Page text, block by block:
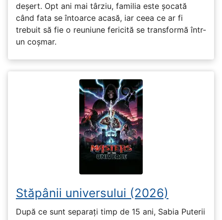
deșert. Opt ani mai târziu, familia este șocată
când fata se întoarce acasă, iar ceea ce ar fi
trebuit să fie o reuniune fericită se transformă într-
un coșmar.
Stăpânii universului (2026)
După ce sunt separați timp de 15 ani, Sabia Puterii